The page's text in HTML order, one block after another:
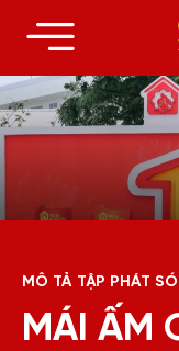
MÔ TẢ TẬP PHÁT
MÁI ẤM